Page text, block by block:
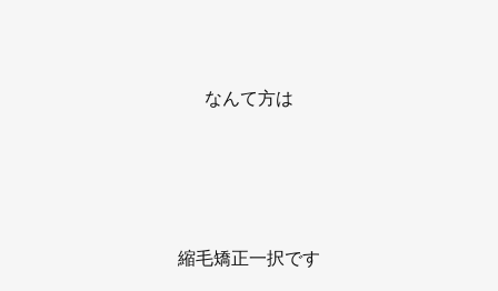
なんて方は
縮毛矯正一択です